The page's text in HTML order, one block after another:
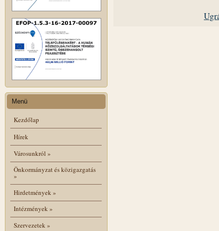
Menü
Kezdőlap
Hírek
Városunkról »
Önkormányzat és közigazgatás
»
Hirdetmények»
Intézmények»
Szervezetek»